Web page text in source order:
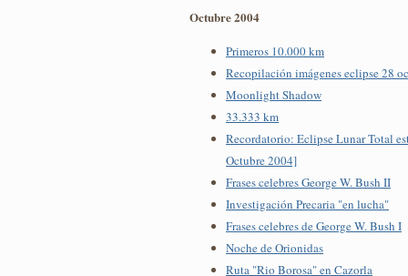
Octubre 2004
Primeros 10.000 km
Recopilación imágenes eclipse 28
Moonlight Shadow
33.333 km
Recordatorio: Eclipse Lunar Total
Octubre 2004]
Frases celebres George W. Bush II
Investigación Precaria "en lucha"
Frases celebres de George W. Bush I
Noche de Orionidas
Ruta "Rio Borosa" en Cazorla